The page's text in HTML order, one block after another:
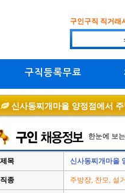
구인구직 직거래
구직등록무료
신사동찌개마을 양정점에서
한눈에 보
제목 신사동찌개마을
직종 주방장, 찬모, 설